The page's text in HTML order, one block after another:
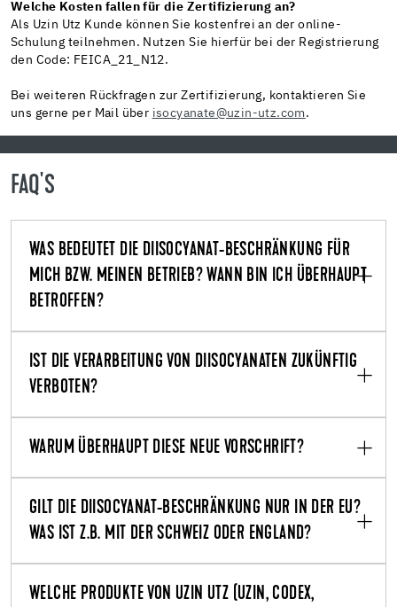
Welche Kosten fallen für die Zertifizierung an?
Als Uzin Utz Kunde können Sie kostenfrei an der online-
Schulung teilnehmen. Nutzen Sie hierfür bei der Registrierung
den Code: FEICA_21_N12.
Bei weiteren Rückfragen zur Zertifizierung, kontaktieren Sie
uns gerne per Mail über isocyanate@uzin-utz.com .
FAQ'S
WAS BEDEUTET DIE DIISOCYANAT-BESCHRÄNKUNG FÜR
MICH BZW. MEINEN BETRIEB? WANN BIN ICH ÜBERHAUPT
BETROFFEN?
IST DIE VERARBEITUNG VON DIISOCYANATEN ZUKÜNFTIG
VERBOTEN?
WARUM ÜBERHAUPT DIESE NEUE VORSCHRIFT?
GILT DIE DIISOCYANAT-BESCHRÄNKUNG NUR IN DER EU?
WAS IST Z.B. MIT DER SCHWEIZ ODER ENGLAND?
WELCHE PRODUKTE VON UZIN UTZ (UZIN, CODEX,